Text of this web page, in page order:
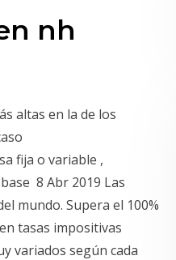
nh
altas en la de los
fija o variable ,
8 Abr 2019 Las
mundo. Supera el 100%
tasas impositivas
variados según cada